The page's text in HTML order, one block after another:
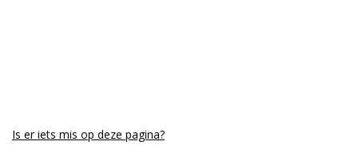
Is er iets mis op deze pagina?